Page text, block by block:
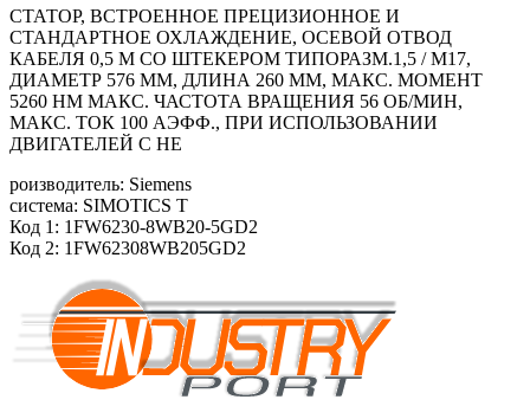
СТАТОР, ВСТРОЕННОЕ ПРЕЦИЗИОННОЕ И
СТАНДАРТНОЕ ОХЛАЖДЕНИЕ, ОСЕВОЙ ОТВОД
КАБЕЛЯ 0,5 М СО ШТЕКЕРОМ ТИПОРАЗМ.1,5 / M17,
ДИАМЕТР 576 ММ, ДЛИНА 260 ММ, МАКС. МОМЕНТ
5260 HM МАКС. ЧАСТОТА ВРАЩЕНИЯ 56 ОБ/МИН,
МАКС. ТОК 100 АЭФФ., ПРИ ИСПОЛЬЗОВАНИИ
ДВИГАТЕЛЕЙ С НЕ
роизводитель: Siemens
система: SIMOTICS T
Код 1: 1FW6230-8WB20-5GD2
Код 2: 1FW62308WB205GD2